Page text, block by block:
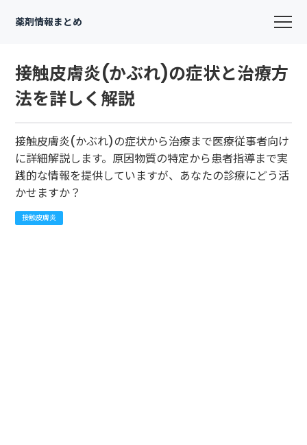
薬剤情報まとめ
接触皮膚炎(かぶれ)の症状と治療方
法を詳しく解説
接触皮膚炎(かぶれ)の症状から治療まで医療従事者向け
に詳細解説します。原因物質の特定から患者指導まで実
践的な情報を提供していますが、あなたの診療にどう活
かせますか？
接触皮膚炎